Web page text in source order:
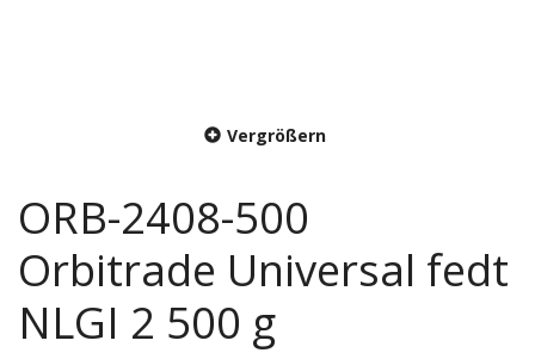
Vergrößern
ORB-2408-500
Orbitrade Universal fedt
NLGI 2 500 g